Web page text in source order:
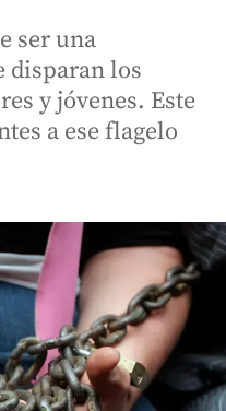
ser una
disparan los
y jóvenes. Este
a ese flagelo